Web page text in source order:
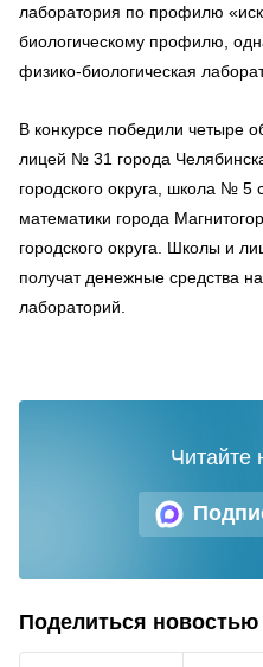
лаборатория по профилю
биологическому профилю,
физико-биологическая
В конкурсе победили четыре
лицей № 31 города
городского округа, школа № 5
математики города
городского округа. Школы и
получат денежные средства
лабораторий.
Читайте
Поделиться новостью